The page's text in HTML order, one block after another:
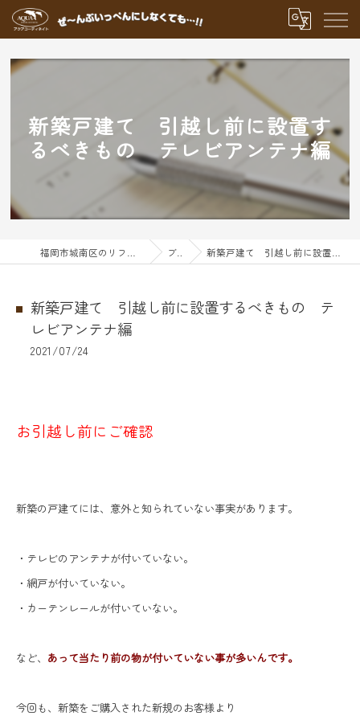
新築戸建て 引越し前に設置す
るべきもの テレビアンテナ編
ブログ 新築戸建て 引越し前に設置するべきもの テレビアンテナ編
新築戸建て 引越し前に設置するべきもの テ
レビアンテナ編
2021/07/24
お引越し前にご確認
新築の戸建てには、意外と知られていない事実があります。
・テレビのアンテナが付いていない。
・網戸が付いていない。
・カーテンレールが付いていない。
など、 あって当たり前の物が付いていない事が多いんです。
今回も、新築をご購入された新規のお客様より